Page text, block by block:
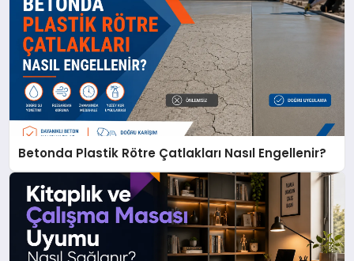
Betonda Plastik Rötre Çatlakları Nasıl Engellenir?